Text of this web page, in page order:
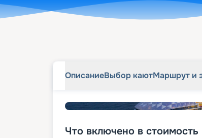
ОписаниеВыбор каютМаршрут и
Что включено в стоимость